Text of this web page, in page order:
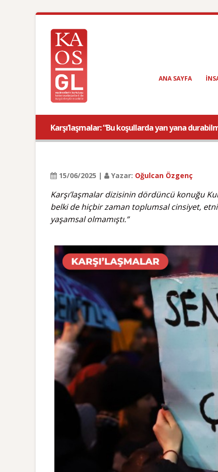
ANA SAYFA
Karşı’laşmalar: “Bu koşullarda yan yana
15/06/2025 | Yazar: Oğulcan Özgenç
Karşı’laşmalar dizisinin dördüncü konuğu
belki de hiçbir zaman toplumsal cinsiyet,
yaşamsal olmamıştı.”